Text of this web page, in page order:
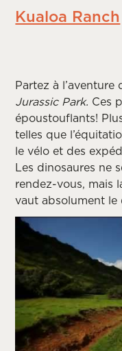
Kualoa Ranch
Partez à
Jurassic Park. Ces
époustouflants!
telles que
le vélo et des
Les dinosaures ne
rendez-vous, mais
vaut absolument le